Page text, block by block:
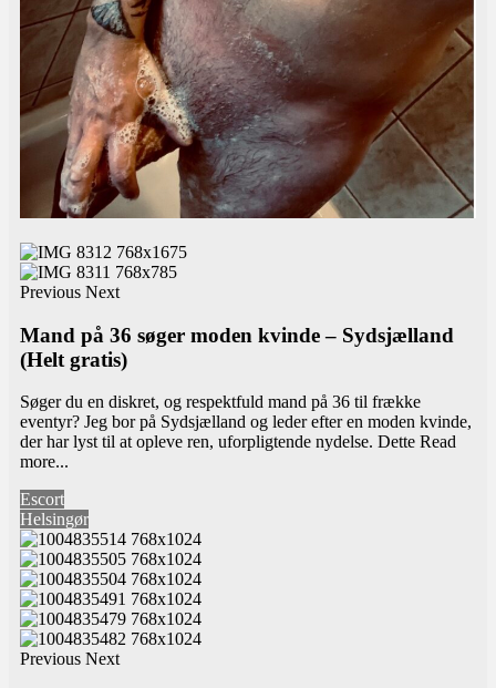
Previous Next
Mand på 36 søger moden kvinde – Sydsjælland
(Helt gratis)
Søger du en diskret, og respektfuld mand på 36 til frække
eventyr? Jeg bor på Sydsjælland og leder efter en moden kvinde,
der har lyst til at opleve ren, uforpligtende nydelse. Dette Read
more...
Escort
Helsingør
Previous Next